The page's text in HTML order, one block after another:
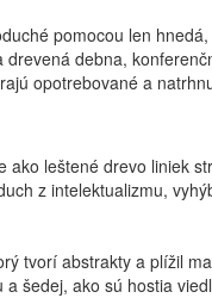
pomocou len
debna,
opotrebované a
leštené drevo liniek
z intelektualizmu,
tvorí abstrakty a plížil
šedej, ako sú hostia